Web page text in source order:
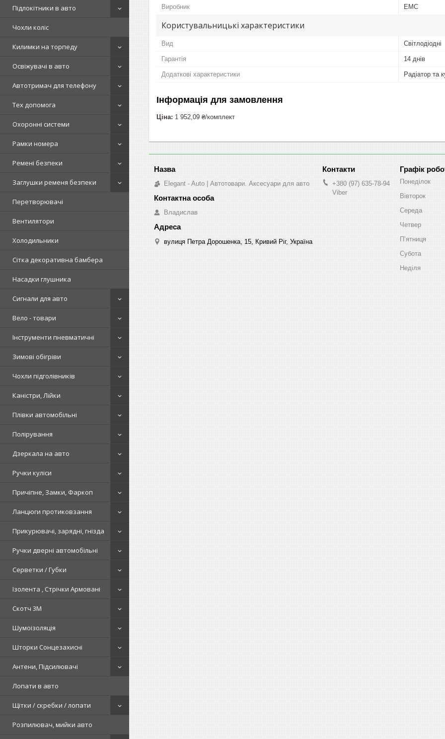
Підлокітники в авто
Чохли коліс
Килимки на торпеду
Освіжувачі в авто
Автотримач для телефону
Тех допомога
Охоронні системи
Рамки номера
Ремені безпеки
Заглушки ременя безпеки
Перетворювачі
Вентилятори
Холодильники
Сітка декоративна бамбера
Насадки глушника
Сигнали для авто
Вело - товари
Інструменти пневматичні
Зимові обігріви
Чохли підголівників
Каністри, Лійки
Плівки автомобільні
Полірування
Дзеркала на авто
Ручки куліси
Причіпне, Замки, Фаркоп
Ланцюги протиковзання
Прикурювачі, зарядні, гнізда
Ручки дверні автомобільні
Серветки / Губки
Ізолента , Стрічки Армовані
Скотч 3М
Шумоізоляція
Шторки Сонцезахисні
Антени, Підсилювачі
Лопати в авто
Щітки / скребки / лопати
Розпилювач, мийки авто
Виробник EMC
Користувальницькі характеристики
Вид Світлодіодні
Гарантія 14 днів
Додаткові характеристики Радіатор та
Інформація для замовлення
Ціна: 1 952,09 ₴/комплект
Elegant - Auto | Автотовари. Аксесуари для авто
Владислав
вулиця Петра Дорошенка, 15, Кривий Ріг, Україна
+380 (97) 635-78-94
Viber
Графік
Понеділок
Вівторок
Середа
Четвер
Пʼятниця
Субота
Неділя